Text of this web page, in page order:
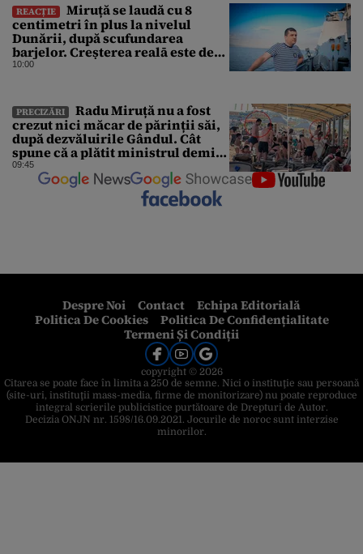
REACȚIE
Miruță se laudă cu 8
centimetri în plus la nivelul
Dunării, după scufundarea
barjelor. Creșterea realā este de
doar 4 centimetri
10:00
PRECIZĂRI
Radu Miruță nu a fost
crezut nici măcar de părinții săi,
după dezvăluirile Gândul. Cât
spune că a plătit ministrul demis
pentru vacanța la 5 stele în Turcia
09:45
Despre Noi Contact
Echipa Editorială
Politica De Cookies
Politica De Confidențialitate
Termeni Și Condiții
copyright © 2026
Citarea se poate face în limita a 250 de semne. Nici o instituţie sau persoană
(site-uri, instituţii mass-media, firme de monitorizare) nu poate reproduce
integral scrierile publicistice purtătoare de Drepturi de Autor.
Decizia ONJN nr. 1598/16.09.2021. Jocurile de noroc sunt interzise
minorilor.